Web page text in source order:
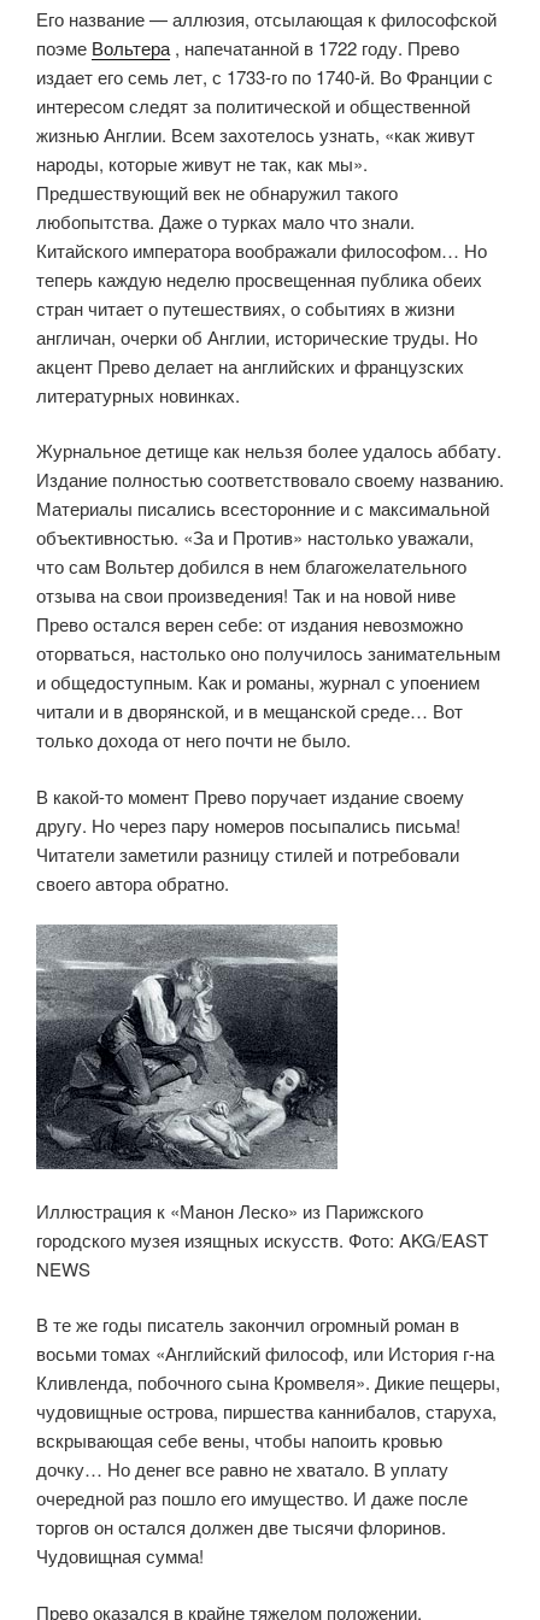
Его название — аллюзия, отсылающая к философской
поэме Вольтера , напечатанной в 1722 году. Прево
издает его семь лет, с 1733-го по 1740-й. Во Франции с
интересом следят за политической и общественной
жизнью Англии. Всем захотелось узнать, «как живут
народы, которые живут не так, как мы».
Предшествующий век не обнаружил такого
любопытства. Даже о турках мало что знали.
Китайского императора воображали философом… Но
теперь каждую неделю просвещенная публика обеих
стран читает о путешествиях, о событиях в жизни
англичан, очерки об Англии, исторические труды. Но
акцент Прево делает на английских и французских
литературных новинках.
Журнальное детище как нельзя более удалось аббату.
Издание полностью соответствовало своему названию.
Материалы писались всесторонние и с максимальной
объективностью. «За и Против» настолько уважали,
что сам Вольтер добился в нем благожелательного
отзыва на свои произведения! Так и на новой ниве
Прево остался верен себе: от издания невозможно
оторваться, настолько оно получилось занимательным
и общедоступным. Как и романы, журнал с упоением
читали и в дворянской, и в мещанской среде… Вот
только дохода от него почти не было.
В какой-то момент Прево поручает издание своему
другу. Но через пару номеров посыпались письма!
Читатели заметили разницу стилей и потребовали
своего автора обратно.
Иллюстрация к «Манон Леско» из Парижского
городского музея изящных искусств. Фото: AKG/EAST
NEWS
В те же годы писатель закончил огромный роман в
восьми томах «Английский философ, или История г-на
Кливленда, побочного сына Кромвеля». Дикие пещеры,
чудовищные острова, пиршества каннибалов, старуха,
вскрывающая себе вены, чтобы напоить кровью
дочку… Но денег все равно не хватало. В уплату
очередной раз пошло его имущество. И даже после
торгов он остался должен две тысячи флоринов.
Чудовищная сумма!
Прево оказался в крайне тяжелом положении.